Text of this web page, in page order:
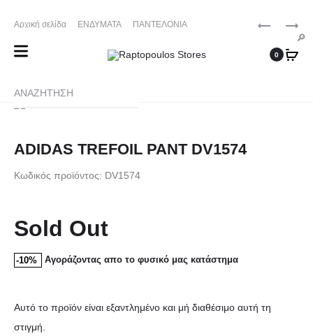
Πεμ-Παρ: 17:30 – 21:00
0
ADIDAS
TREFOIL
PANT
ADIDAS
TREFOIL
PANTS
Αρχική σελίδα ΕΝΔΥΜΑΤΑ ΠΑΝΤΕΛΟΝΙΑ
ΥΦΑΣΜΑΤΙΝΑ
ADIDAS TREFOIL PANT DV1574
Κωδικός προϊόντος: DV1574
Sold Out
-10% Αγοράζοντας απο το φυσικό μας κατάστημα
Αυτό το προϊόν είναι εξαντλημένο και μή διαθέσιμο αυτή τη
στιγμή.